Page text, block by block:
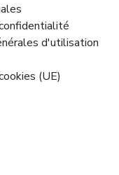
d'utilisation
(UE)